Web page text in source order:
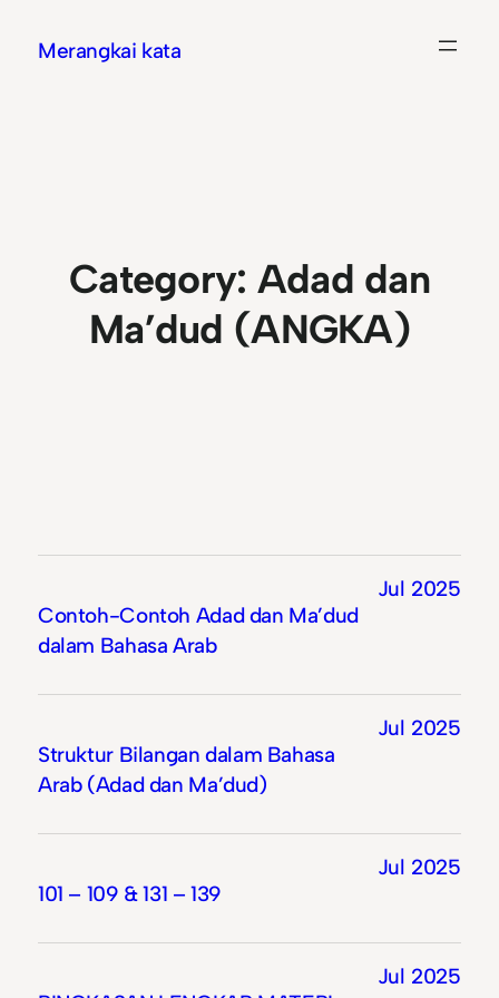
Merangkai kata
Category: Adad dan
Ma’dud (ANGKA)
Contoh-Contoh Adad dan Ma’dud
dalam Bahasa Arab
Jul 2025
Struktur Bilangan dalam Bahasa
Arab (Adad dan Ma’dud)
Jul 2025
101 – 109 & 131 – 139
Jul 2025
Jul 2025